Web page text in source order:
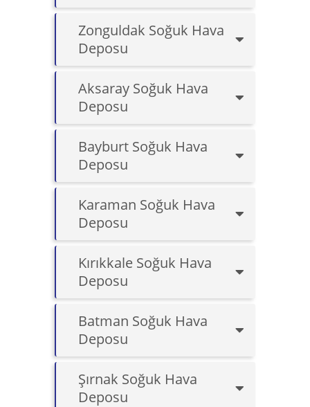
Zonguldak Soğuk Hava
Deposu
Aksaray Soğuk Hava
Deposu
Bayburt Soğuk Hava
Deposu
Karaman Soğuk Hava
Deposu
Kırıkkale Soğuk Hava
Deposu
Batman Soğuk Hava
Deposu
Şırnak Soğuk Hava
Deposu